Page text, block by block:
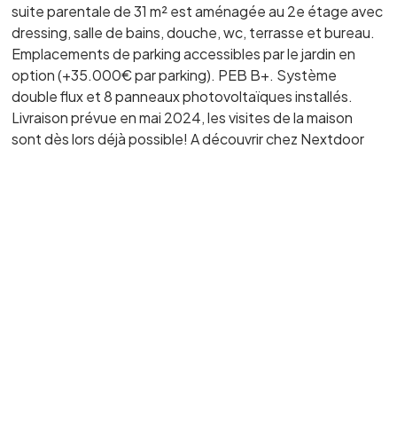
suite parentale de 31 m² est aménagée au 2e étage avec
dressing, salle de bains, douche, wc, terrasse et bureau.
Emplacements de parking accessibles par le jardin en
option (+35.000€ par parking). PEB B+. Système
double flux et 8 panneaux photovoltaïques installés.
Livraison prévue en mai 2024, les visites de la maison
sont dès lors déjà possible! A découvrir chez Nextdoor